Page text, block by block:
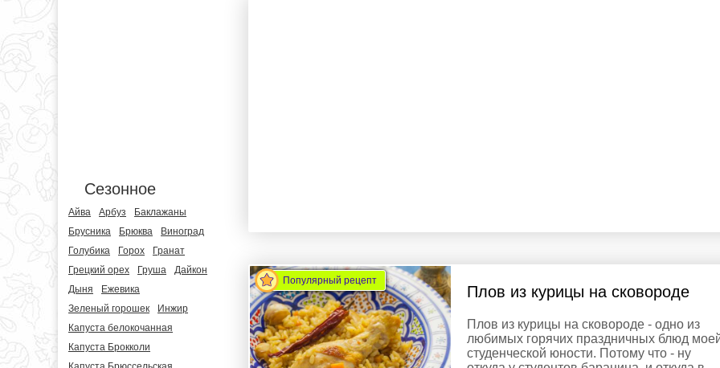
Сезонное
Айва Арбуз
Баклажаны
Брусника
Брюква
Виноград
Голубика
Горох
Гранат
Грецкий орех
Груша
Дайкон
Дыня
Ежевика
Зеленый горошек
Инжир
Капуста белокочанная
Капуста Брокколи
Популярный рецепт
Плов из курицы на сковороде
Плов из курицы на сковороде - одно из
любимых горячих праздничных блюд
студенческой юности. Потому что - ну